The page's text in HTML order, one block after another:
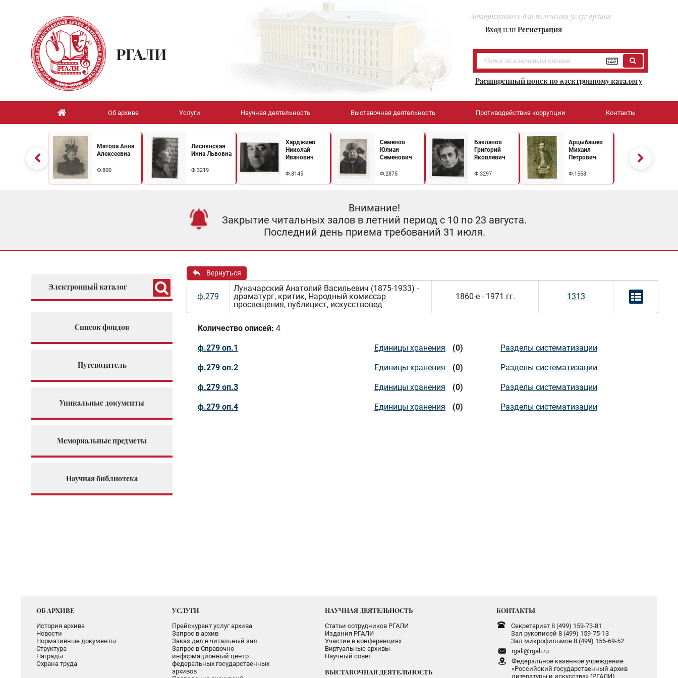
Авторизуйтесь для получения услуг архива
ВходилиРегистрация
РГАЛИ
Расширенный поиск по электронному каталогу
Об архиве Услуги Научная деятельность Выставочная деятельность Противодействие коррупции Контакты
Матова Анна
Алексеевна
Ф.800
Лиснянская
Инна Львовна
Ф.3219
Харджиев
Николай
Иванович
Ф.3145
Семенов
Юлиан
Семенович
Ф.2875
Бакланов
Григорий
Яковлевич
Ф.3297
Арцыбашев
Михаил
Петрович
Ф.1558
Внимание!
Закрытие читальных залов в летний период с 10 по 23 августа.
Последний день приема требований 31 июля.
Электронный каталог
Список фондов
Путеводитель
Уникальные документы
Мемориальные предметы
Научная библиотека
Вернуться
ф.279
Луначарский Анатолий Васильевич (1875-1933) -
драматург, критик, Народный комиссар
просвещения, публицист, искусствовед
1860-е - 1971 гг. 1313
Количество описей: 4
ф.279 оп.1 Единицы хранения (0) Разделы систематизации
ф.279 оп.2 Единицы хранения (0) Разделы систематизации
ф.279 оп.3 Единицы хранения (0) Разделы систематизации
ф.279 оп.4 Единицы хранения (0) Разделы систематизации
ОБ АРХИВЕ
История архива
Новости
Нормативные документы
Структура
Награды
Охрана труда
УСЛУГИ
Прейскурант услуг архива
Запрос в архив
Заказ дел в читальный зал
Запрос в Справочно-
информационный центр
федеральных государственных
архивов
НАУЧНАЯ ДЕЯТЕЛЬНОСТЬ
Статьи сотрудников РГАЛИ
Издания РГАЛИ
Участие в конференциях
Виртуальные архивы
Научный совет
ВЫСТАВОЧНАЯ ДЕЯТЕЛЬНОСТЬ
КОНТАКТЫ
Секретариат 8 (499) 159-73-81
Зал рукописей 8 (499) 159-75-13
Зал микрофильмов 8 (499) 156-69-52
rgali@rgali.ru
Федеральное казенное учреждение
«Российский государственный архив
литературы и искусства» (РГАЛИ)